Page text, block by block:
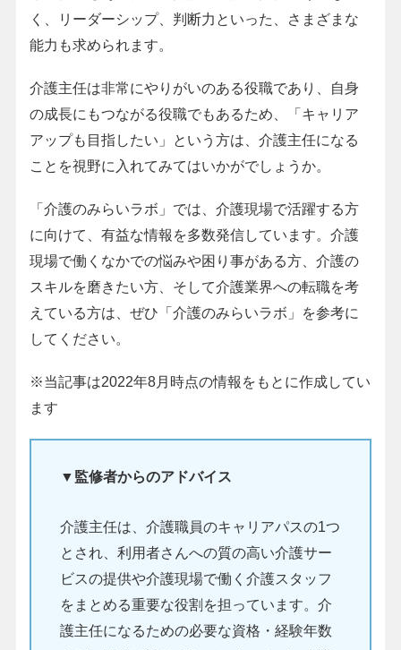
く、リーダーシップ、判断力といった、さまざまな
能力も求められます。
介護主任は非常にやりがいのある役職であり、自身
の成長にもつながる役職でもあるため、「キャリア
アップも目指したい」という方は、介護主任になる
ことを視野に入れてみてはいかがでしょうか。
「介護のみらいラボ」では、介護現場で活躍する方
に向けて、有益な情報を多数発信しています。介護
現場で働くなかでの悩みや困り事がある方、介護の
スキルを磨きたい方、そして介護業界への転職を考
えている方は、ぜひ「介護のみらいラボ」を参考に
してください。
※当記事は2022年8月時点の情報をもとに作成してい
ます
▼監修者からのアドバイス
介護主任は、介護職員のキャリアパスの1つ
とされ、利用者さんへの質の高い介護サー
ビスの提供や介護現場で働く介護スタッフ
をまとめる重要な役割を担っています。介
護主任になるための必要な資格・経験年数